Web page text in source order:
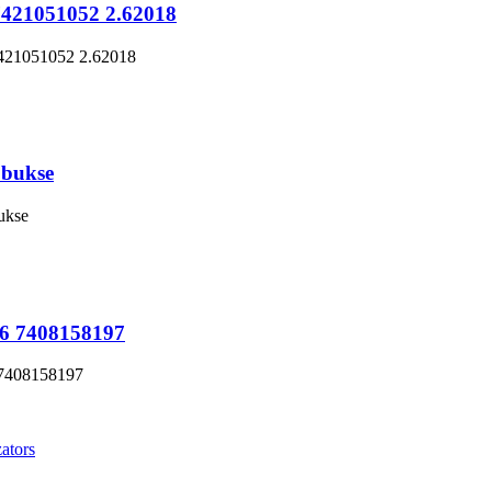
2.62018
2.62018
7408158197